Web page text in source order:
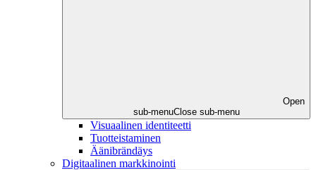
Open
sub-menuClose sub-menu
Visuaalinen identiteetti
Tuotteistaminen
Äänibrändäys
Digitaalinen markkinointi